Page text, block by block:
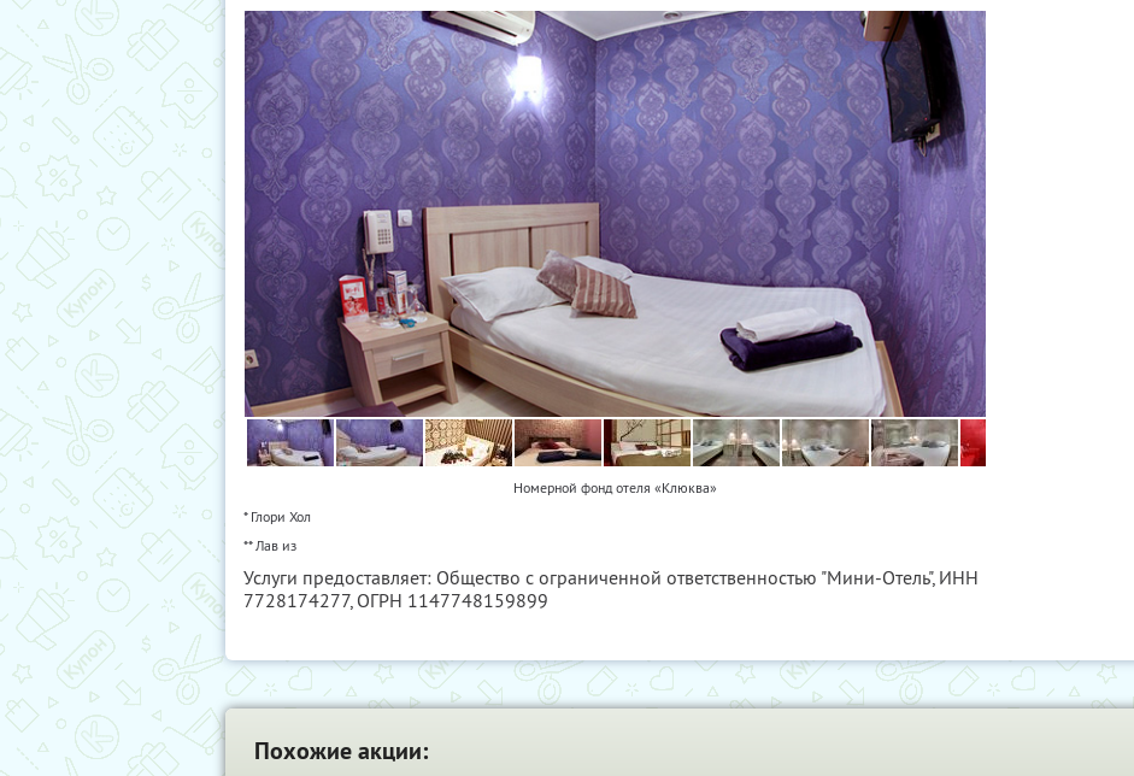
Номерной фонд отеля «Клюква»
* Глори Хол
** Лав из
Услуги предоставляет: Общество с ограниченной ответственностью "Мини-Отель", ИНН
7728174277, ОГРН 1147748159899
Похожие акции: